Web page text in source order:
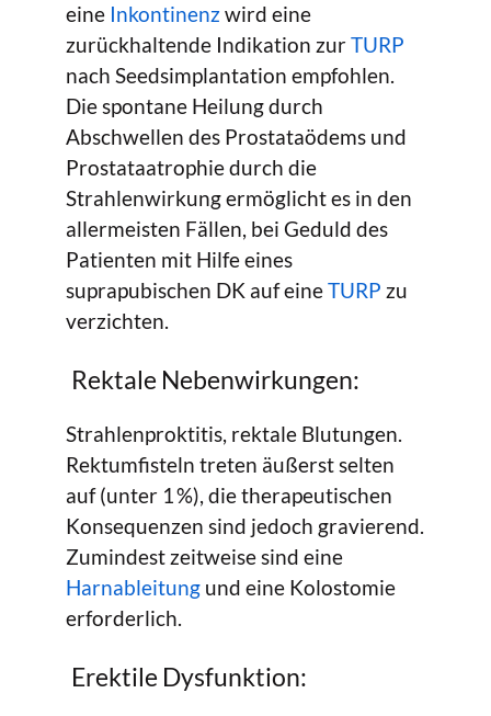
eine Inkontinenzwird eine
zurückhaltende Indikation zurTURP
nach Seedsimplantation empfohlen.
Die spontane Heilung durch
Abschwellen des Prostataödems und
Prostataatrophie durch die
Strahlenwirkung ermöglicht es in den
allermeisten Fällen, bei Geduld des
Patienten mit Hilfe eines
suprapubischen DK auf eineTURP zu
verzichten.
Rektale Nebenwirkungen:
Strahlenproktitis, rektale Blutungen.
Rektumfisteln treten äußerst selten
auf (unter 1 %), die therapeutischen
Konsequenzen sind jedoch gravierend.
Zumindest zeitweise sind eine
Harnableitung und eine Kolostomie
erforderlich.
Erektile Dysfunktion: